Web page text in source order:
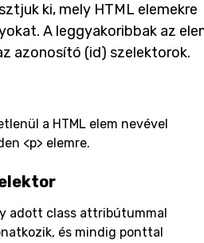
ki, mely HTML elemekre
A leggyakoribbak az
azonosító (id) szelektorok.
a HTML elem nevével
<p> elemre.
adott class attribútummal
és mindig ponttal